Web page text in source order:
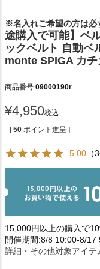
※名入れご希望の方は必
途購入で可能】ベ
ックベルト 自動ベ
monte SPIGA カ
商品番号 09000190r
¥4,950税込
[ 50 ポイント進呈 ]
5.00 （
15,000円以上の購入で
開催期間:8/8 10:00-8/17
詳細・その他対象アイテ